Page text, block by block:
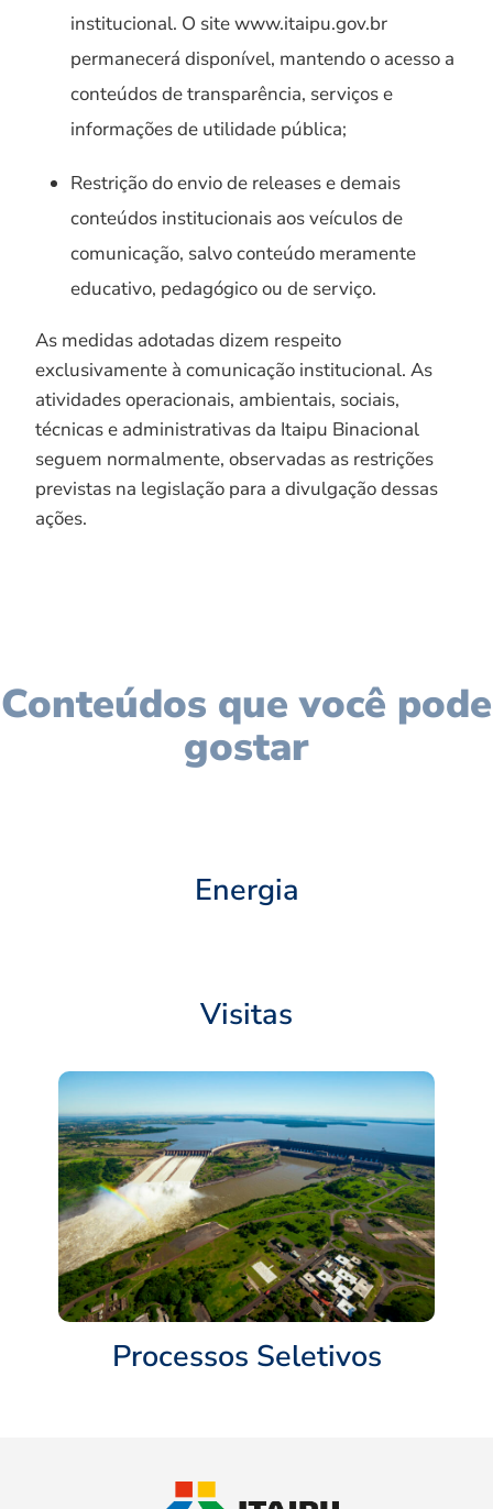
institucional. O site www.itaipu.gov.br
permanecerá disponível, mantendo o acesso a
conteúdos de transparência, serviços e
informações de utilidade pública;
Restrição do envio de releases e demais
conteúdos institucionais aos veículos de
comunicação, salvo conteúdo meramente
educativo, pedagógico ou de serviço.
As medidas adotadas dizem respeito
exclusivamente à comunicação institucional. As
atividades operacionais, ambientais, sociais,
técnicas e administrativas da Itaipu Binacional
seguem normalmente, observadas as restrições
previstas na legislação para a divulgação dessas
ações.
Conteúdos que você pode
gostar
Energia
Visitas
Processos Seletivos